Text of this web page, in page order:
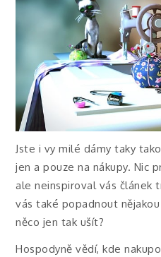
Jste i vy milé dámy taky
jen a pouze na nákupy. Nic
ale neinspiroval vás článek
vás také popadnout
něco jen tak ušít?
Hospodyně vědí, kde